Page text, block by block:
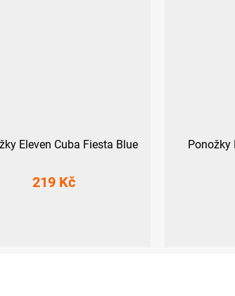
Eleven Cuba Fiesta Blue
219 Kč
Ponožky